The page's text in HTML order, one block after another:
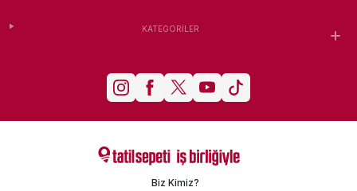
KATEGORILER
Biz Kimiz?